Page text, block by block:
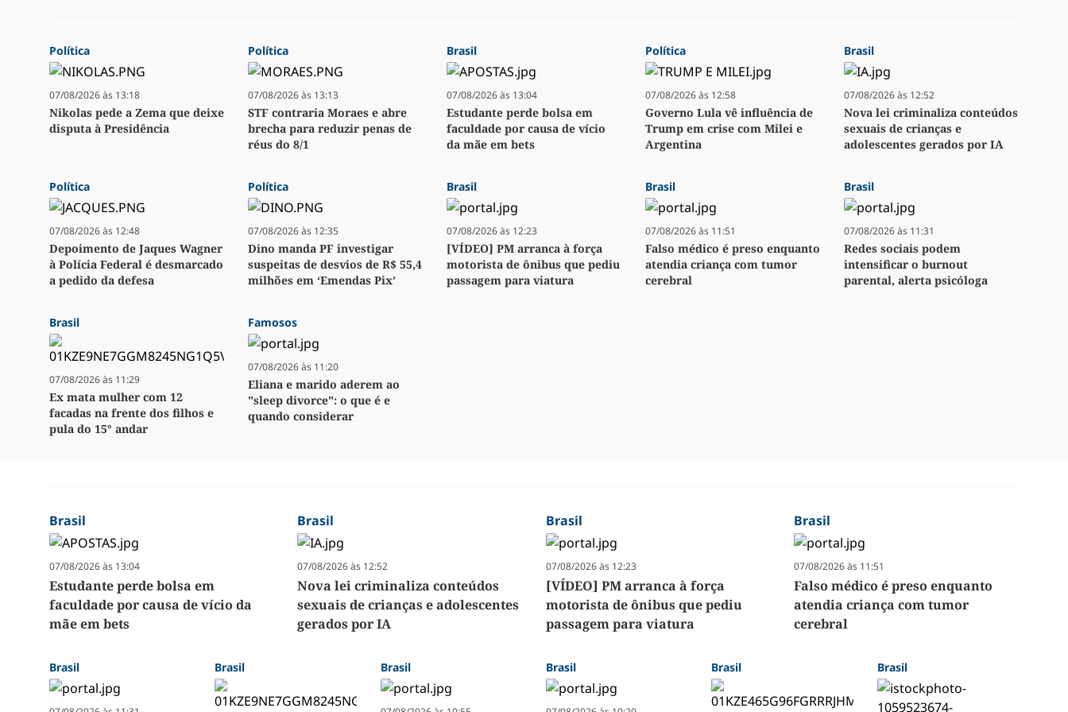
Política
07/08/2026 às 13:18
Nikolas pede a Zema que deixe
disputa à Presidência
Política
07/08/2026 às 13:13
STF contraria Moraes e abre
brecha para reduzir penas de
réus do 8/1
Brasil
07/08/2026 às 13:04
Estudante perde bolsa em
faculdade por causa de vício
da mãe em bets
Política
07/08/2026 às 12:58
Governo Lula vê influência de
Trump em crise com Milei e
Argentina
Brasil
07/08/2026 às 12:52
Nova lei criminaliza conteúdos
sexuais de crianças e
adolescentes gerados por IA
Política
07/08/2026 às 12:48
Depoimento de Jaques Wagner
à Polícia Federal é desmarcado
a pedido da defesa
Política
07/08/2026 às 12:35
Dino manda PF investigar
suspeitas de desvios de R$ 55,4
milhões em ‘Emendas Pix’
Brasil
07/08/2026 às 12:23
[VÍDEO] PM arranca à força
motorista de ônibus que pediu
passagem para viatura
Brasil
07/08/2026 às 11:51
Falso médico é preso enquanto
atendia criança com tumor
cerebral
Brasil
07/08/2026 às 11:31
Redes sociais podem
intensificar o burnout
parental, alerta psicóloga
Brasil
07/08/2026 às 11:29
Ex mata mulher com 12
facadas na frente dos filhos e
pula do 15° andar
Famosos
07/08/2026 às 11:20
Eliana e marido aderem ao
"sleep divorce": o que é e
quando considerar
Brasil
07/08/2026 às 13:04
Estudante perde bolsa em
faculdade por causa de vício da
mãe em bets
Brasil
07/08/2026 às 12:52
Nova lei criminaliza conteúdos
sexuais de crianças e adolescentes
gerados por IA
Brasil
07/08/2026 às 12:23
[VÍDEO] PM arranca à força
motorista de ônibus que pediu
passagem para viatura
Brasil
07/08/2026 às 11:51
Falso médico é preso enquanto
atendia criança com tumor
cerebral
Brasil Brasil Brasil Brasil Brasil Brasil